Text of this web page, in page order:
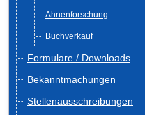
Ahnenforschung
Buchverkauf
Formulare / Downloads
Bekanntmachungen
Stellenausschreibungen